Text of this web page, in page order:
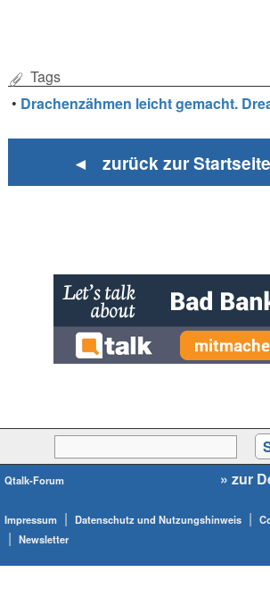
Tags
• Drachenzähmen leicht gemacht.
◄ zurück zur
Qtalk-Forum » zur
Impressum | Datenschutz und Nutzungshinweis |
| Newsletter